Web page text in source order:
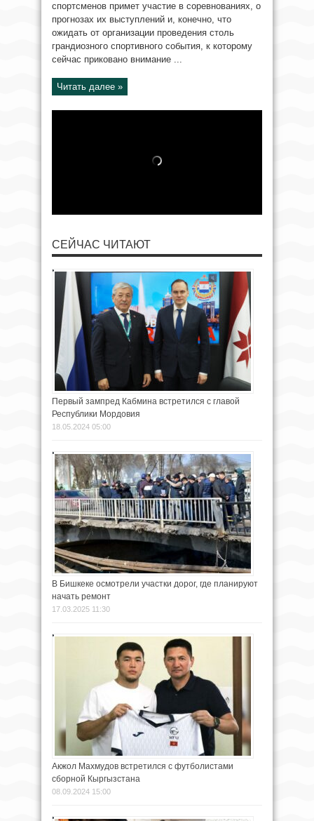
спортсменов примет участие в соревнованиях, о
прогнозах их выступлений и, конечно, что
ожидать от организации проведения столь
грандиозного спортивного события, к которому
сейчас приковано внимание ...
Читать далее »
СЕЙЧАС ЧИТАЮТ
Первый зампред Кабмина встретился с главой
Республики Мордовия
18.05.2024 05:00
В Бишкеке осмотрели участки дорог, где планируют
начать ремонт
17.03.2025 11:30
Акжол Махмудов встретился с футболистами
сборной Кыргызстана
08.09.2024 15:00